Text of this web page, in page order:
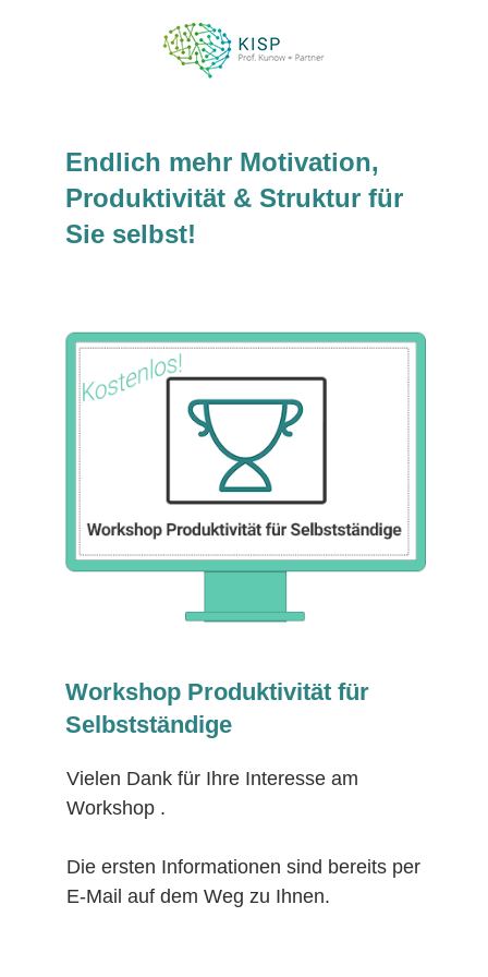
Endlich mehr Motivation,
Produktivität & Struktur für
Sie selbst!
Workshop Produktivität für
Selbstständige
Vielen Dank für Ihre Interesse am
Workshop .
Die ersten Informationen sind bereits per
E-Mail auf dem Weg zu Ihnen.